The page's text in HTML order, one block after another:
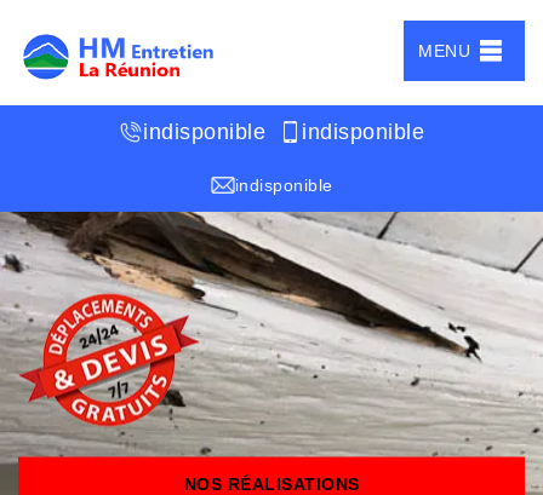
MENU
indisponible indisponible
indisponible
NOS RÉALISATIONS